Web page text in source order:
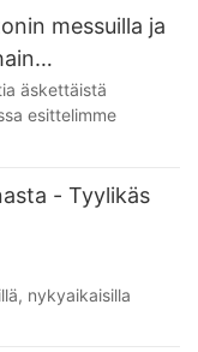
jotka
malleissa on
ja
luottaisivat
kuuluu
messuilla ja
äskettäistä
esittelimme
Se oli
ympäri maailmaa.
innovatiivisella
ja
kiitollisia
yleisölle
- Tyylikäs
nykyaikaisilla
tarjoavat